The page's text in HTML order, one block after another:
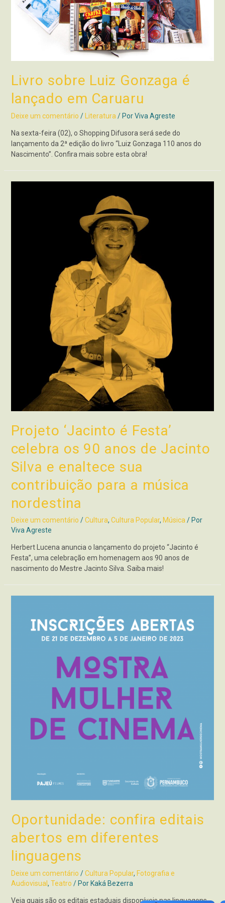
Livro sobre Luiz Gonzaga é
lançado em Caruaru
Deixe um comentário /Literatura / PorViva Agreste
Na sexta-feira (02), o Shopping Difusora será sede do
lançamento da 2ª edição do livro “Luiz Gonzaga 110 anos do
Nascimento”. Confira mais sobre esta obra!
Projeto ‘Jacinto é Festa’
celebra os 90 anos de Jacinto
Silva e enaltece sua
contribuição para a música
nordestina
Deixe um comentário /Cultura, Cultura Popular, Música / Por
Viva Agreste
Herbert Lucena anuncia o lançamento do projeto “Jacinto é
Festa”, uma celebração em homenagem aos 90 anos de
nascimento do Mestre Jacinto Silva. Saiba mais!
Oportunidade: confira editais
abertos em diferentes
linguagens
Deixe um comentário /Cultura Popular, Fotografia e
Audiovisual, Teatro / PorKaká Bezerra
Veja quais são os editais estaduais disponíveis nas linguagens